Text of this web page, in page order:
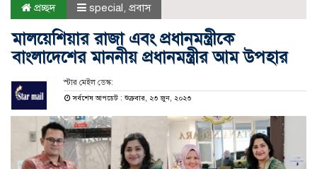
প্রচ্ছদ special, প্রবাস
মালয়েশিয়ার রাজা এবং প্রধানমন্ত্রীকে
বাংলাদেশের মাননীয় প্রধানমন্ত্রীর আম উপহার
স্টার মেইল ডেস্ক:
সর্বশেষ আপডেট : শুক্রবার, ২৩ জুন, ২০২৩